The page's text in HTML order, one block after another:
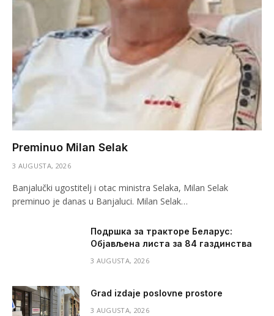
Preminuo Milan Selak
3 AUGUSTA, 2026
Banjalučki ugostitelj i otac ministra Selaka, Milan Selak
preminuo je danas u Banjaluci. Milan Selak…
Подршка за тракторе Беларус:
Објављена листа за 84 газдинства
3 AUGUSTA, 2026
Grad izdaje poslovne prostore
3 AUGUSTA, 2026